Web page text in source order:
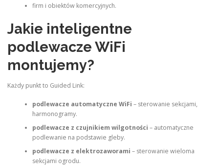
firm i obiektów komercyjnych.
Jakie inteligentne
podlewacze WiFi
montujemy?
Każdy punkt to Guided Link:
podlewacze automatyczne WiFi – sterowanie sekcjami,
harmonogramy.
podlewacze z czujnikiem wilgotności – automatyczne
podlewanie na podstawie gleby.
podlewacze z elektrozaworami – sterowanie wieloma
sekcjami ogrodu.